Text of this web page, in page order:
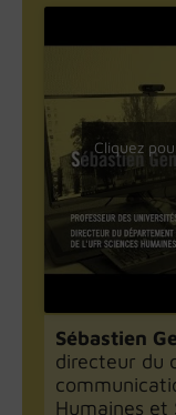
Sébastien
directeur du
Humaines et
Cliquez